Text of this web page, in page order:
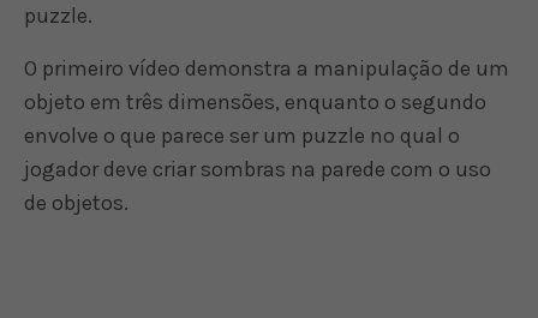
puzzle.
O primeiro vídeo demonstra a manipulação de um
objeto em três dimensões, enquanto o segundo
envolve o que parece ser um puzzle no qual o
jogador deve criar sombras na parede com o uso
de objetos.